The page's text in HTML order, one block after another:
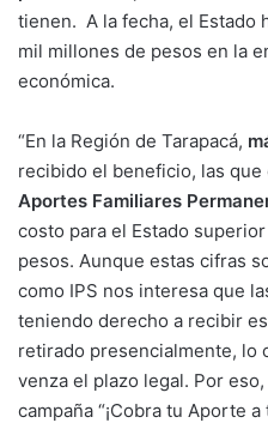
tienen. A la fecha, el Estado
mil millones de pesos en la
económica.
“En la Región de Tarapacá,
recibido el beneficio, las
Aportes Familiares
costo para el Estado
pesos. Aunque estas cifras
como IPS nos interesa que
teniendo derecho a recibir
retirado presencialmente, lo
venza el plazo legal. Por
campaña “¡Cobra tu Aporte